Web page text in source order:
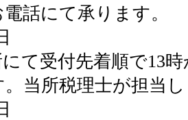
話にて承ります。
て受付先着順で13
。当所税理士が担当